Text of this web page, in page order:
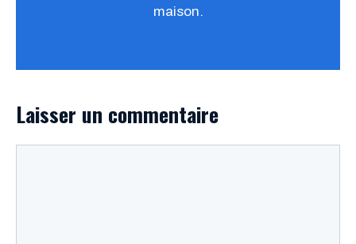
maison.
Laisser un commentaire